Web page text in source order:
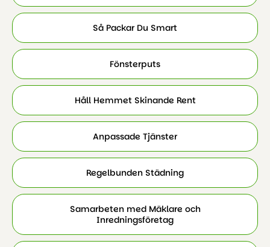
Så Packar Du Smart
Fönsterputs
Håll Hemmet Skinande Rent
Anpassade Tjänster
Regelbunden Städning
Samarbeten med Mäklare och
Inredningsföretag